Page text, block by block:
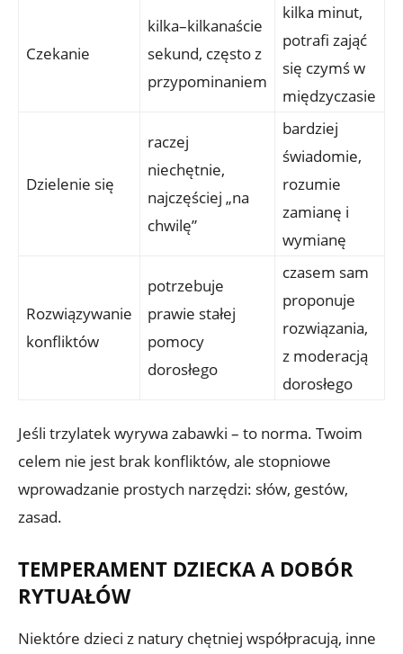
Czekanie
kilka–kilkanaście
sekund, często z
przypominaniem
kilka minut,
potrafi zająć
się czymś w
międzyczasie
Dzielenie się
raczej
niechętnie,
najczęściej „na
chwilę”
bardziej
świadomie,
rozumie
zamianę i
wymianę
Rozwiązywanie
konfliktów
potrzebuje
prawie stałej
pomocy
dorosłego
czasem sam
proponuje
rozwiązania,
z moderacją
dorosłego
Jeśli trzylatek wyrywa zabawki – to norma. Twoim
celem nie jest brak konfliktów, ale stopniowe
wprowadzanie prostych narzędzi: słów, gestów,
zasad.
TEMPERAMENT DZIECKA A DOBÓR
RYTUAŁÓW
Niektóre dzieci z natury chętniej współpracują, inne